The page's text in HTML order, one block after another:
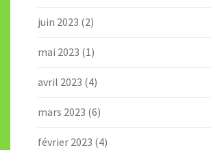
juin 2023 (2)
mai 2023 (1)
avril 2023 (4)
mars 2023 (6)
février 2023 (4)